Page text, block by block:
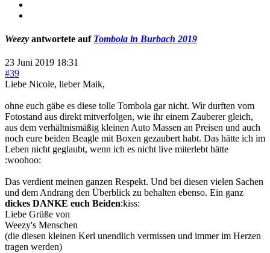
Weezy antwortete auf Tombola in Burbach 2019
23 Juni 2019 18:31
#39
Liebe Nicole, lieber Maik,
ohne euch gäbe es diese tolle Tombola gar nicht. Wir durften vom
Fotostand aus direkt mitverfolgen, wie ihr einem Zauberer gleich,
aus dem verhältnismäßig kleinen Auto Massen an Preisen und auch
noch eure beiden Beagle mit Boxen gezaubert habt. Das hätte ich im
Leben nicht geglaubt, wenn ich es nicht live miterlebt hätte
:woohoo:
Das verdient meinen ganzen Respekt. Und bei diesen vielen Sachen
und dem Andrang den Überblick zu behalten ebenso. Ein ganz
dickes DANKE euch Beiden:kiss:
Liebe Grüße von
Weezy's Menschen
(die diesen kleinen Kerl unendlich vermissen und immer im Herzen
tragen werden)